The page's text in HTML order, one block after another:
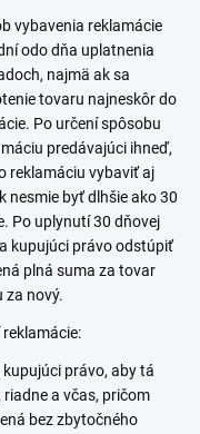
vybavenia reklamácie
odo dňa uplatnenia
najmä ak sa
tovaru najneskôr do
Po určení spôsobu
predávajúci ihneď,
reklamáciu vybaviť aj
nesmie byť dlhšie ako 30
Po uplynutí 30 dňovej
kupujúci právo odstúpiť
plná suma za tovar
za nový.
právo, aby tá
a včas, pričom
bez zbytočného